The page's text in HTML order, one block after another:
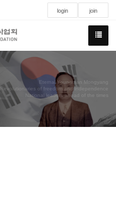
login join
Eternal Youngman Mongyang
Revolutionaries of freedom and independence
National leaders ahead of the times